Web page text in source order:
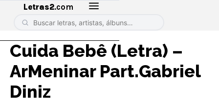
Letras2.com
Cuida Bebê (Letra) –
ArMeninar Part.Gabriel
Diniz